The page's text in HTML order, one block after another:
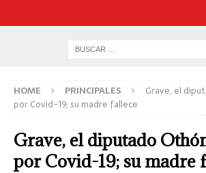
HOME PRINCIPALES
Grave, el
por Covid-19; su madre fallece
Grave, el diputado
por Covid-19; su madre